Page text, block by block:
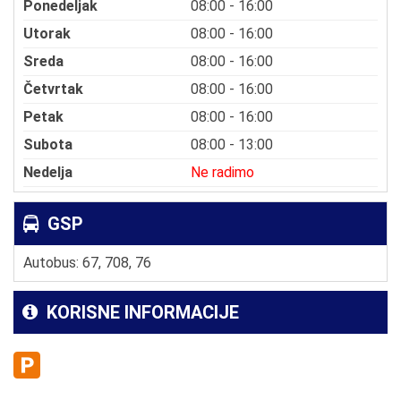
Ponedeljak
08:00 - 16:00
Utorak
08:00 - 16:00
Sreda
08:00 - 16:00
Četvrtak
08:00 - 16:00
Petak
08:00 - 16:00
Subota
08:00 - 13:00
Nedelja
Ne radimo
GSP
Autobus: 67, 708, 76
KORISNE INFORMACIJE